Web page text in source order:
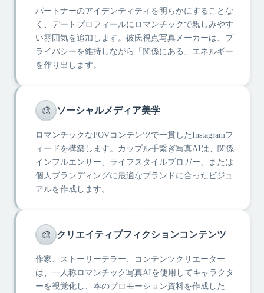
パートナーのアイデンティティを明らかにすることな
く、デートプロフィールにロマンチックで親しみやす
い雰囲気を追加します。彼氏視点写真メーカーは、プ
ライバシーを維持しながら「関係にある」エネルギー
を作り出します。
🎨 ソーシャルメディア美学
ロマンチックなPOVコンテンツで一貫したInstagramフ
ィードを構築します。カップル手繋ぎ写真AIは、関係
インフルエンサー、ライフスタイルブロガー、または
個人ブランディングに最適なブランドに合ったビジュ
アルを作成します。
🎨 クリエイティブフィクションコンテンツ
作家、ストーリーテラー、コンテンツクリエーター
は、一人称ロマンチック写真AIを使用してキャラクタ
ーを視覚化し、本のプロモーション資料を作成した